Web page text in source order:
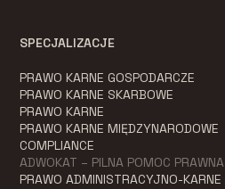
SPECJALIZACJE
PRAWO KARNE GOSPODARCZE
PRAWO KARNE SKARBOWE
PRAWO KARNE
PRAWO KARNE MIĘDZYNARODOWE
COMPLIANCE
ADWOKAT – PILNA POMOC PRAWNA
PRAWO ADMINISTRACYJNO-KARNE